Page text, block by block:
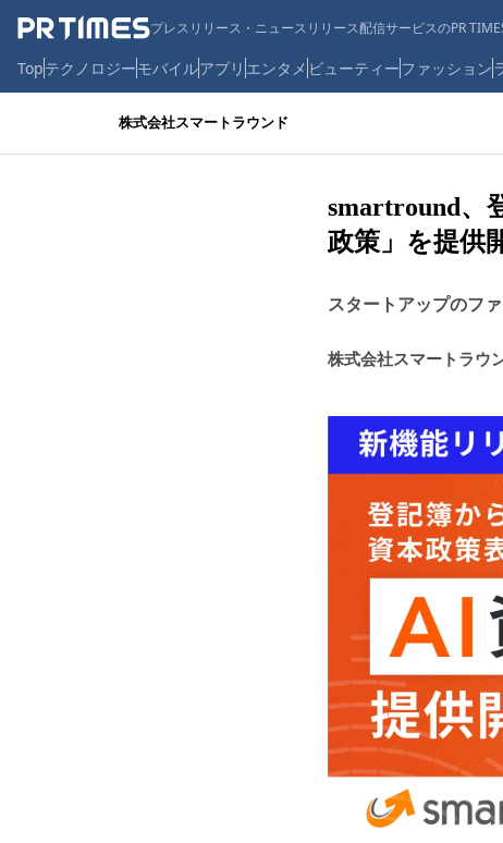
プレスリリース・ニュースリリース配信サービスのPR
Topテクノロジーモバイルアプリ エンタメ ビューティーファッション
株式会社スマートラウンド
smartround、
政策」を提供
スタートアップのフ
株式会社スマートラウ